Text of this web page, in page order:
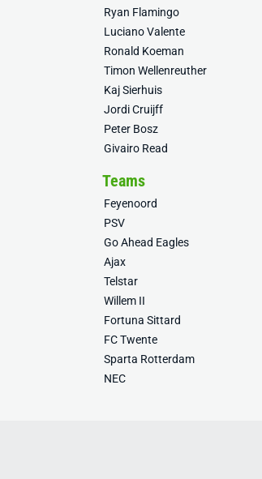
Ryan Flamingo
Luciano Valente
Ronald Koeman
Timon Wellenreuther
Kaj Sierhuis
Jordi Cruijff
Peter Bosz
Givairo Read
Teams
Feyenoord
PSV
Go Ahead Eagles
Ajax
Telstar
Willem II
Fortuna Sittard
FC Twente
Sparta Rotterdam
NEC